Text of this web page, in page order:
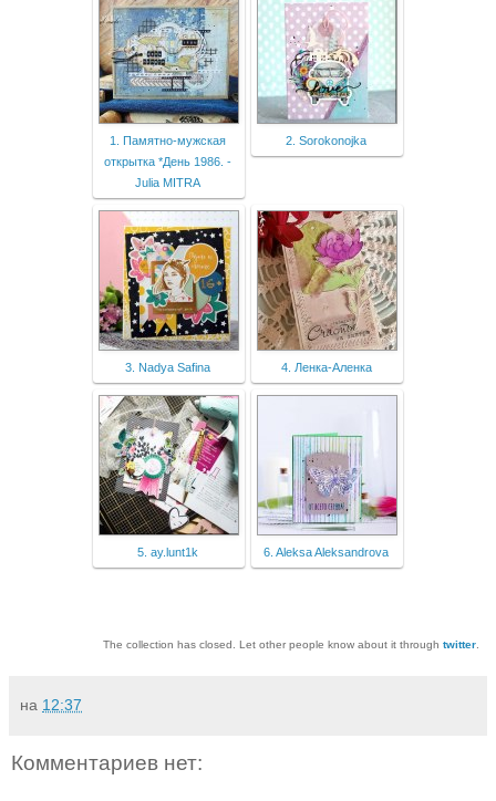
1. Памятно-мужская
открытка *День 1986. -
Julia MITRA
2. Sorokonojka
3. Nadya Safina 4. Ленка-Аленка
5. ay.lunt1k 6. Aleksa Aleksandrova
The collection has closed. Let other people know about it through twitter
на 12:37
Комментариев нет: